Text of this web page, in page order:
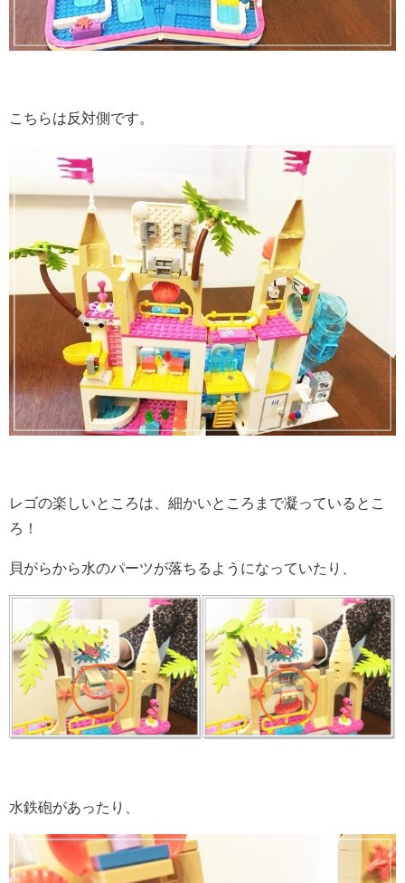
こちらは反対側です。
レゴの楽しいところは、細かいところまで凝っているとこ
ろ！
貝がらから水のパーツが落ちるようになっていたり、
水鉄砲があったり、